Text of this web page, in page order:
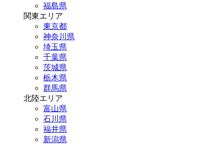
福島県
関東エリア
東京都
神奈川県
埼玉県
千葉県
茨城県
栃木県
群馬県
北陸エリア
富山県
石川県
福井県
新潟県